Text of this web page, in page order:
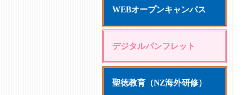
WEBオープンキャンパス
デジタルパンフレット
聖徳教育（NZ海外研修）